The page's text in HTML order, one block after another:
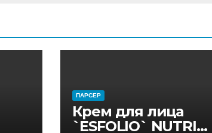
ПАРСЕР
Крем для лица
`ESFOLIO` NUTRI